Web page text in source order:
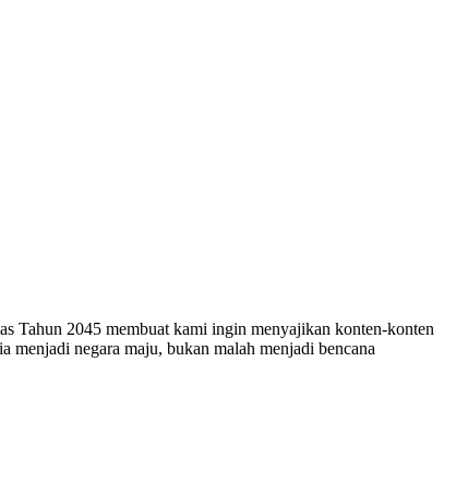
Tahun 2045 membuat kami ingin menyajikan konten-konten
menjadi negara maju, bukan malah menjadi bencana